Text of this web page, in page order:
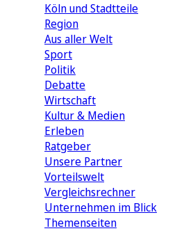
Köln und Stadtteile
Region
Aus aller Welt
Sport
Politik
Debatte
Wirtschaft
Kultur & Medien
Erleben
Ratgeber
Unsere Partner
Vorteilswelt
Vergleichsrechner
Unternehmen im Blick
Themenseiten